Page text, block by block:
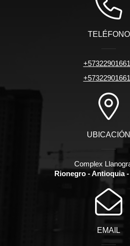
TELÉFONO
UBICACIÓN
Complex
Rionegro - Antioquia
EMAIL